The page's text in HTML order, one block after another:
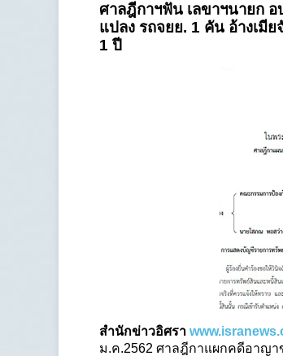
ศาลฎีกาฯฟัน เลขาฯนายก
แปลง รถจยย. 1 คัน อ้างเมี
1 ปี
สำนักข่าวอิศรา
ม.ค.2562 ศาลฎีกาแผกคดีอาญา